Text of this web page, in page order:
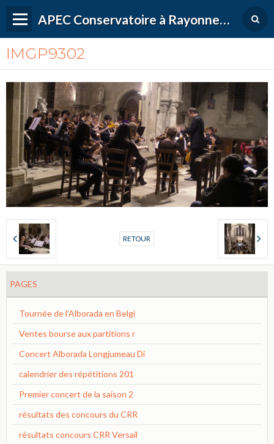
APEC Conservatoire à Rayonnement Régional de Versailles Grand Parc
IMGP9302
RETOUR
PAGES
Tournée de l'Alborada en Belgi
Ventes bourse aux partitions r
Concert Alborada Longjumeau Di
calendrier des répétitions 201
Premier concert de la saison 2
résultats des concours du CRR
résultats concours CRR Versail